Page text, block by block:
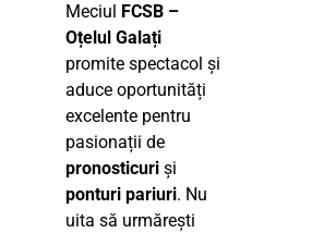
Meciul FCSB –
Oțelul Galați
promite spectacol și
aduce oportunități
excelente pentru
pasionații de
pronosticuri și
ponturi pariuri. Nu
uita să urmărești